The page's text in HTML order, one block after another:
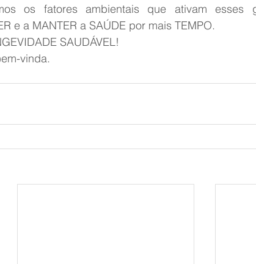
os fatores ambientais que ativam esses
e a MANTER a SAÚDE por mais TEMPO.
SAUDÁVEL!
vinda.